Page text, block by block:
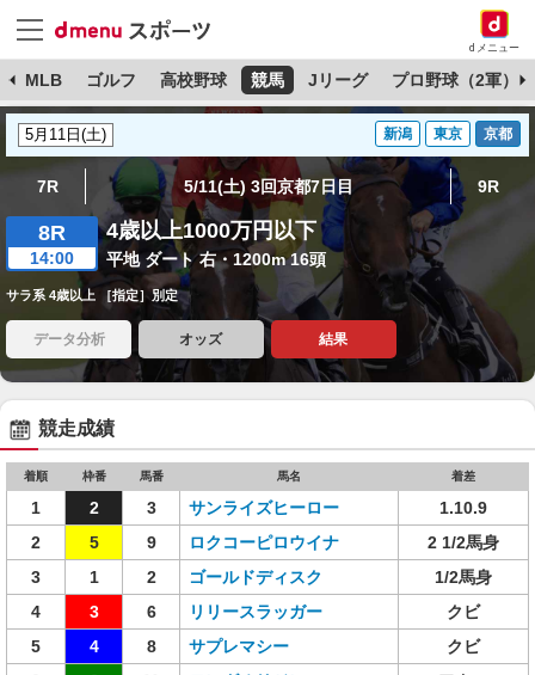
dメニュー
MLB ゴルフ 高校野球 競馬 Jリーグ プロ野球（2軍）
新潟 東京 京都
7R 5/11(土) 3回京都7日目 9R
8R
14:00
4歳以上1000万円以下
平地 ダート 右・1200m 16頭
サラ系 4歳以上 ［指定］別定
データ分析 オッズ 結果
競走成績
着順 枠番 馬番 馬名 着差
1 2 3 サンライズヒーロー
1.10.9
2
5 9 ロクコーピロウイナ
2 1/2馬身
3
1 2 ゴールドディスク
1/2馬身
4
3 6 リリースラッガー
クビ
5
4 8 サプレマシー
クビ